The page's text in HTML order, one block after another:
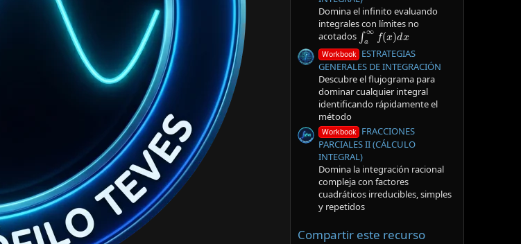
Domina el infinito evaluando
integrales con límites no
acotados∫a∞f (x)dx
Workbook
ESTRATEGIAS
GENERALES DE INTEGRACIÓN
Descubre el flujograma para
dominar cualquier integral
identificando rápidamente el
método
Workbook FRACCIONES
PARCIALES II (CÁLCULO
INTEGRAL)
Domina la integración racional
compleja con factores
cuadráticos irreducibles, simples
y repetidos
Compartir este recurso